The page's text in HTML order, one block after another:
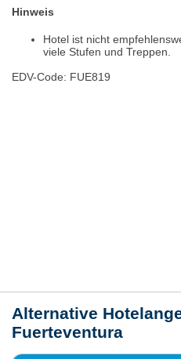
Hinweis
Hotel ist nicht
viele Stufen und Treppen.
EDV-Code: FUE819
Alternative
Fuerteventura